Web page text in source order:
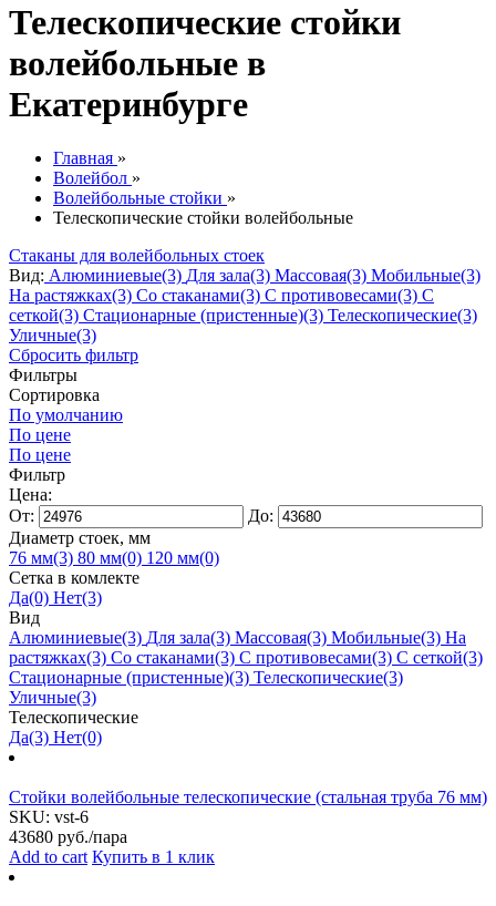
Телескопические стойки
волейбольные в
Екатеринбурге
Главная »
Волейбол »
Волейбольные стойки »
Телескопические стойки волейбольные
Стаканы для волейбольных стоек
Вид: Алюминиевые(3) Для зала(3) Массовая(3) Мобильные(3)
На растяжках(3) Со стаканами(3) С противовесами(3) С
сеткой(3) Стационарные (пристенные)(3) Телескопические(3)
Уличные(3)
Сбросить фильтр
Фильтры
Сортировка
По умолчанию
По цене
По цене
Фильтр
Цена:
От:
До:
Диаметр стоек, мм
76 мм(3) 80 мм(0) 120 мм(0)
Сетка в комлекте
Да(0) Нет(3)
Вид
Алюминиевые(3) Для зала(3) Массовая(3) Мобильные(3) На
растяжках(3) Со стаканами(3) С противовесами(3) С сеткой(3)
Стационарные (пристенные)(3) Телескопические(3)
Уличные(3)
Телескопические
Да(3) Нет(0)
Стойки волейбольные телескопические (стальная труба 76 мм)
SKU: vst-6
43680 руб./пара
Add to cart Купить в 1 клик